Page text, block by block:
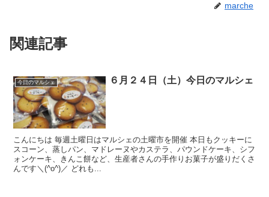
marche
関連記事
今日のマルシェ ６月２４日（土）今日のマルシェ
こんにちは 毎週土曜日はマルシェの土曜市を開催 本日もクッキーに
スコーン、蒸しパン、マドレーヌやカステラ、パウンドケーキ、シフ
ォンケーキ、きんこ餅など、生産者さんの手作りお菓子が盛りだくさ
んです＼(^o^)／ どれも...